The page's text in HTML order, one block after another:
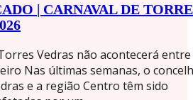
| CARNAVAL DE
Vedras não acontecerá entre
Nas últimas semanas, o
e a região Centro têm sido